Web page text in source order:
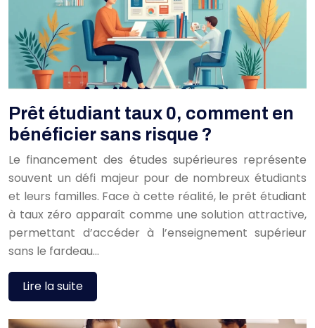
Prêt étudiant taux 0, comment en
bénéficier sans risque ?
Le financement des études supérieures représente
souvent un défi majeur pour de nombreux étudiants
et leurs familles. Face à cette réalité, le prêt étudiant
à taux zéro apparaît comme une solution attractive,
permettant d’accéder à l’enseignement supérieur
sans le fardeau…
Lire la suite